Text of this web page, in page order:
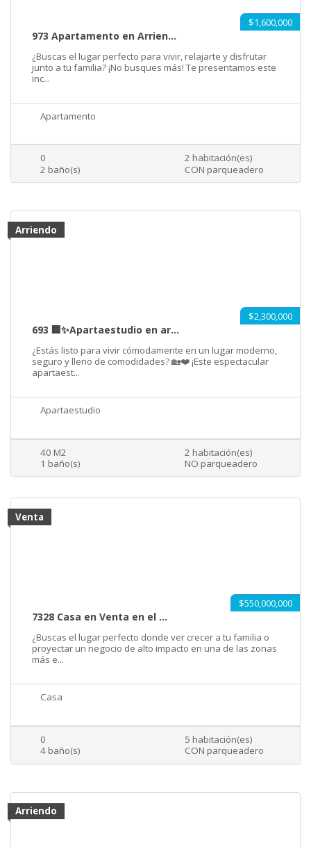
$1,600,000
973 Apartamento en Arrien...
¿Buscas el lugar perfecto para vivir, relajarte y disfrutar
junto a tu familia? ¡No busques más! Te presentamos este
inc...
Apartamento
0
2 habitación(es)
2 baño(s)
CON parqueadero
$2,300,000
693 🏢✨Apartaestudio en ar...
¿Estás listo para vivir cómodamente en un lugar moderno,
seguro y lleno de comodidades? 🏡❤️ ¡Este espectacular
apartaest...
Apartaestudio
40 M2
2 habitación(es)
1 baño(s)
NO parqueadero
Arriendo
$550,000,000
7328 Casa en Venta en el ...
¿Buscas el lugar perfecto donde ver crecer a tu familia o
proyectar un negocio de alto impacto en una de las zonas
más e...
Casa
0
5 habitación(es)
4 baño(s)
CON parqueadero
Venta
Arriendo